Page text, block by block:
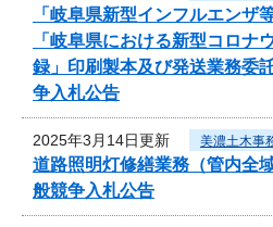
「岐阜県新型インフルエンザ
「岐阜県における新型コロナ
録」印刷製本及び発送業務委
争入札公告
2025年3月14日更新 美濃土木事
道路照明灯修繕業務（管内全
般競争入札公告